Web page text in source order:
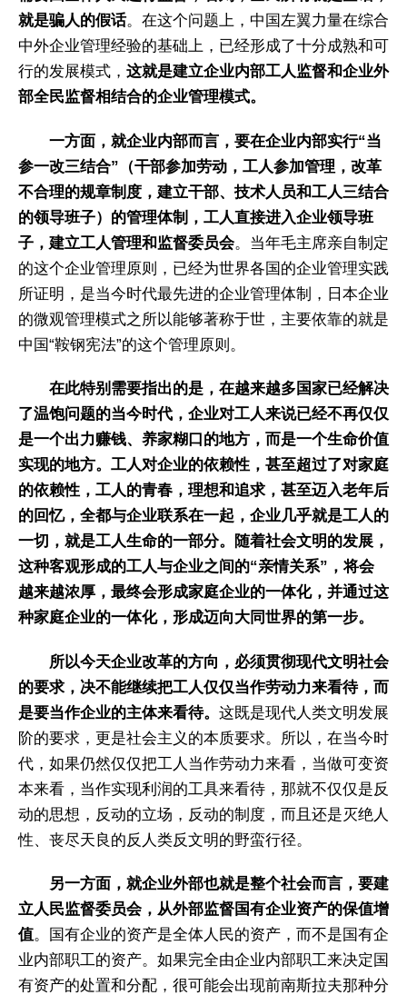
就是骗人的假话。在这个问题上，中国左翼力量在综合
中外企业管理经验的基础上，已经形成了十分成熟和可
行的发展模式， 这就是建立企业内部工人监督和企业外
部全民监督相结合的企业管理模式。
一方面，就企业内部而言，要在企业内部实行“当
参一改三结合”（干部参加劳动，工人参加管理，改革
不合理的规章制度，建立干部、技术人员和工人三结合
的领导班子）的管理体制，工人直接进入企业领导班
子，建立工人管理和监督委员会。当年毛主席亲自制定
的这个企业管理原则，已经为世界各国的企业管理实践
所证明，是当今时代最先进的企业管理体制，日本企业
的微观管理模式之所以能够著称于世，主要依靠的就是
中国“鞍钢宪法”的这个管理原则。
在此特别需要指出的是，在越来越多国家已经解决
了温饱问题的当今时代，企业对工人来说已经不再仅仅
是一个出力赚钱、养家糊口的地方，而是一个生命价值
实现的地方。 工人对企业的依赖性，甚至超过了对家庭
的依赖性，工人的青春，理想和追求，甚至迈入老年后
的回忆，全都与企业联系在一起，企业几乎就是工人的
一切，就是工人生命的一部分。随着社会文明的发展，
这种客观形成的工人与企业之间的“亲情关系”，将会
越来越浓厚，最终会形成家庭企业的一体化，并通过这
种家庭企业的一体化，形成迈向大同世界的第一步。
所以今天企业改革的方向，必须贯彻现代文明社会
的要求，决不能继续把工人仅仅当作劳动力来看待，而
是要当作企业的主体来看待。 这既是现代人类文明发展
阶的要求，更是社会主义的本质要求。所以，在当今时
代，如果仍然仅仅把工人当作劳动力来看，当做可变资
本来看，当作实现利润的工具来看待，那就不仅仅是反
动的思想，反动的立场，反动的制度，而且还是灭绝人
性、丧尽天良的反人类反文明的野蛮行径。
另一方面，就企业外部也就是整个社会而言，要建
立人民监督委员会，从外部监督国有企业资产的保值增
值。国有企业的资产是全体人民的资产，而不是国有企
业内部职工的资产。如果完全由企业内部职工来决定国
有资产的处置和分配，很可能会出现前南斯拉夫那种分